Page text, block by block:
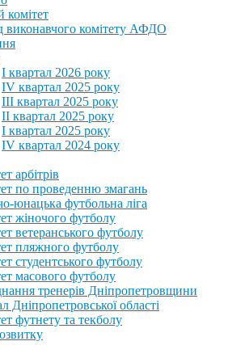
комітет
виконавчого комітету АФДО
I квартал 2026 року
IV квартал 2025 року
III квартал 2025 року
II квартал 2025 року
I квартал 2025 року
IV квартал 2024 року
арбітрів
по проведенню змагань
юнацька футбольна ліга
жіночого футболу
ветеранського футболу
пляжного футболу
студентського футболу
масового футболу
тренерів Дніпропетровщини
Дніпропетровської області
футнету та текболу